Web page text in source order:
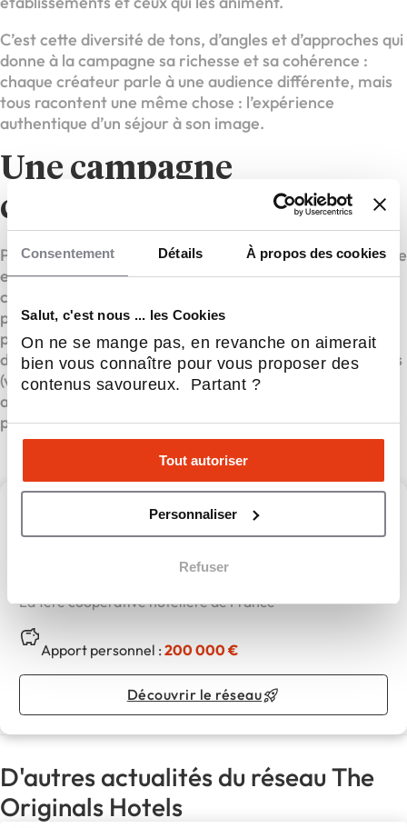
Consentement Détails À propos des cookies
Salut, c'est nous ... les Cookies
On ne se mange pas, en revanche on aimerait
bien vous connaître pour vous proposer des
contenus savoureux. Partant ?
Tout autoriser
Personnaliser
Refuser
C’est cette diversité de tons, d’angles et d’approches qui
donne à la campagne sa richesse et sa cohérence :
chaque créateur parle à une audience différente, mais
tous racontent une même chose : l’expérience
authentique d’un séjour à son image.
Une campagne
collaborative
Pour prolonger la dynamique de cette campagne inédite
et en faire un levier de visibilité partagé, un dispositif
complet de mobilisation des hôteliers du réseau est
prévu. Un film making-of dévoilant les coulisses du
projet leur sera diffusé en interne, accompagné d’un kit
de communication rassemblant l’ensemble des formats
(vidéos, bannières, contenus pour les réseaux sociaux)
afin qu’ils puissent relayer la campagne sur leurs
propres canaux.
The Originals Hotels
La 1ère coopérative hôtelière de France
Apport personnel :200 000 €
Découvrir le réseau
D'autres actualités du réseau The
Originals Hotels